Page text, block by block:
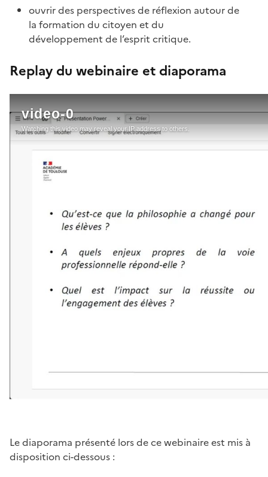
ouvrir des perspectives de réflexion autour de
la formation du citoyen et du
développement de l’esprit critique.
Replay du webinaire et diaporama
Le diaporama présenté lors de ce webinaire est mis à
disposition ci-dessous :